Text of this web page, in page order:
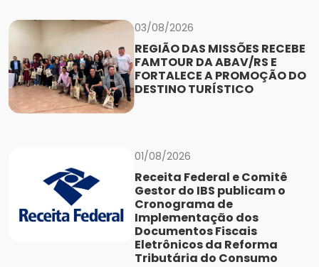
03/08/2026
REGIÃO DAS MISSÕES RECEBE
FAMTOUR DA ABAV/RS E
FORTALECE A PROMOÇÃO DO
DESTINO TURÍSTICO
01/08/2026
Receita Federal e Comitê
Gestor do IBS publicam o
Cronograma de
Implementação dos
Documentos Fiscais
Eletrônicos da Reforma
Tributária do Consumo